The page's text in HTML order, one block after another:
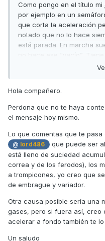
Como pongo en el título mi
por ejemplo en un
que corta la aceleración
notado que no lo hace
está parada. En marcha
no hace ese “vacío”.
revisión de los 10000 está
Informaros que la última
cuenta la gasolina rebosó
esto algo que ver? Me
bolsas de aire y por eso
Gracias de antemano y un
Hola compañero.
Perdona que no te haya
el mensaje hoy mismo.
Lo que comentas que te
@ lord486
que puede ser
está lleno de suciedad
correa y de los ferodos), los
a trompicones, yo creo que
de embrague y variador.
Otra causa posible sería una
gases, pero si fuera así, creo
acelerar a fondo también te lo
Un saludo